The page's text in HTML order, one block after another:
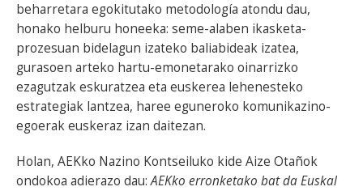
beharretara egokitutako metodología atondu dau,
honako helburu honeeka: seme-alaben ikasketa-
prozesuan bidelagun izateko baliabideak izatea,
gurasoen arteko hartu-emonetarako oinarrizko
ezagutzak eskuratzea eta euskerea lehenesteko
estrategiak lantzea, haree eguneroko komunikazino-
egoerak euskeraz izan daitezan.
Holan, AEKko Nazino Kontseiluko kide Aize Otañok
ondokoa adierazo dau:AEKko erronketako bat da Euskal